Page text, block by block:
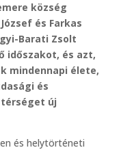
község
és Farkas
Barati Zsolt
időszakot, és azt,
mindennapi élete,
és
új
és helytörténeti